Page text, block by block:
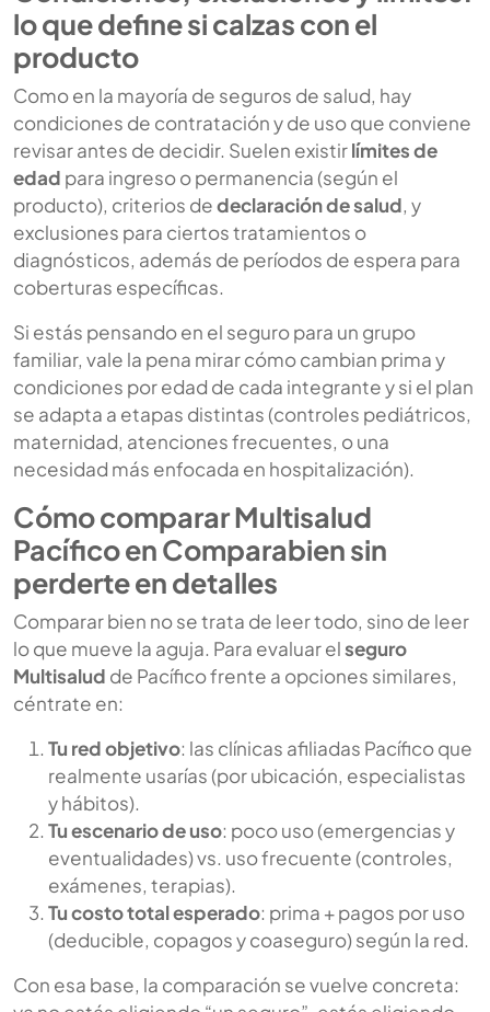
lo que define si calzas con el
producto
Como en la mayoría de seguros de salud, hay
condiciones de contratación y de uso que conviene
revisar antes de decidir. Suelen existirlímites de
edad para ingreso o permanencia (según el
producto), criterios dedeclaración de salud, y
exclusiones para ciertos tratamientos o
diagnósticos, además de períodos de espera para
coberturas específicas.
Si estás pensando en el seguro para un grupo
familiar, vale la pena mirar cómo cambian prima y
condiciones por edad de cada integrante y si el plan
se adapta a etapas distintas (controles pediátricos,
maternidad, atenciones frecuentes, o una
necesidad más enfocada en hospitalización).
Cómo comparar Multisalud
Pacífico en Comparabien sin
perderte en detalles
Comparar bien no se trata de leer todo, sino de leer
lo que mueve la aguja. Para evaluar elseguro
Multisalud de Pacífico frente a opciones similares,
céntrate en:
Tu red objetivo: las clínicas afiliadas Pacífico que
realmente usarías (por ubicación, especialistas
y hábitos).
Tu escenario de uso: poco uso (emergencias y
eventualidades) vs. uso frecuente (controles,
exámenes, terapias).
Tu costo total esperado: prima + pagos por uso
(deducible, copagos y coaseguro) según la red.
Con esa base, la comparación se vuelve concreta: